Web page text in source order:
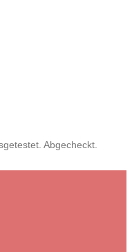
Abgecheckt.